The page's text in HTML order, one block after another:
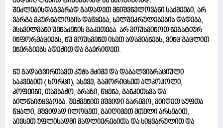
შეძლებისდაგვარად გადადეთ მნიშვნელოვანი საქმეები, არ
ვარგა მკურნალობის დაწყება, ხელშეკრულებების დადება,
მსხვილმანი შენაძენის გაკეთება. არ მოუსმინოთ ნეგატიურ
ინფორმაციებს, ნუ მოუსმენთ ისეთ ადამიანებს, ვინც გაცლით
ენერგიებს ადექით და გაერიდეთ.
ნუ გადატვირთავთ კუჭს მძიმე და დაბალვიბრაციული
საკვებით ( ხორცი), ასევე, გამორიცხეთ ალკოჰოლი,
კოფეინი, თამბაქო, ბრაზი, წყენა, განკითხვა და
ბილწსიტყვაობა. შექმენით მშვიდი გარემო, მიიღეთ სუფთა
წყალი, მშვიდად ილოცეთ, გაიღიმეთ მთელი არსებით,
აივსეთ უფლისადმი მადლიერებითა და სიყვარულით და